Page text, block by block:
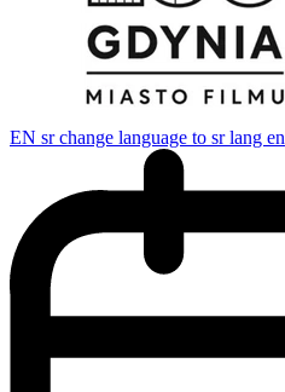
EN sr change language to sr lang en